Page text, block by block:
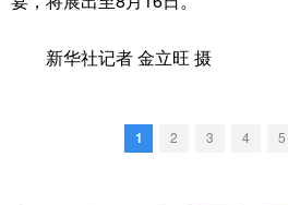
新华社记者 金立旺 摄
1 2 3 4 5